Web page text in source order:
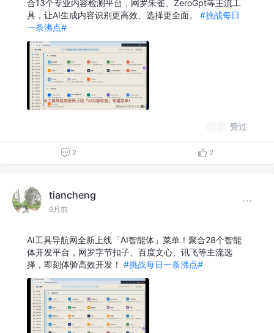
合13个专业内容检测平台，网罗朱雀、ZeroGpt等主流工
具，让AI生成内容识别更高效、选择更全面。 #挑战每日
一条沸点#
赞过
2 2
tiancheng
9月前
AI工具导航网全新上线「AI智能体」菜单！聚合28个智能
体开发平台，网罗字节扣子、百度文心、讯飞等主流选
择，即刻体验高效开发！ #挑战每日一条沸点#